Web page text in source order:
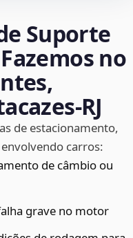
Suporte
no
de estacionamento,
carros:
de câmbio ou
grave no motor